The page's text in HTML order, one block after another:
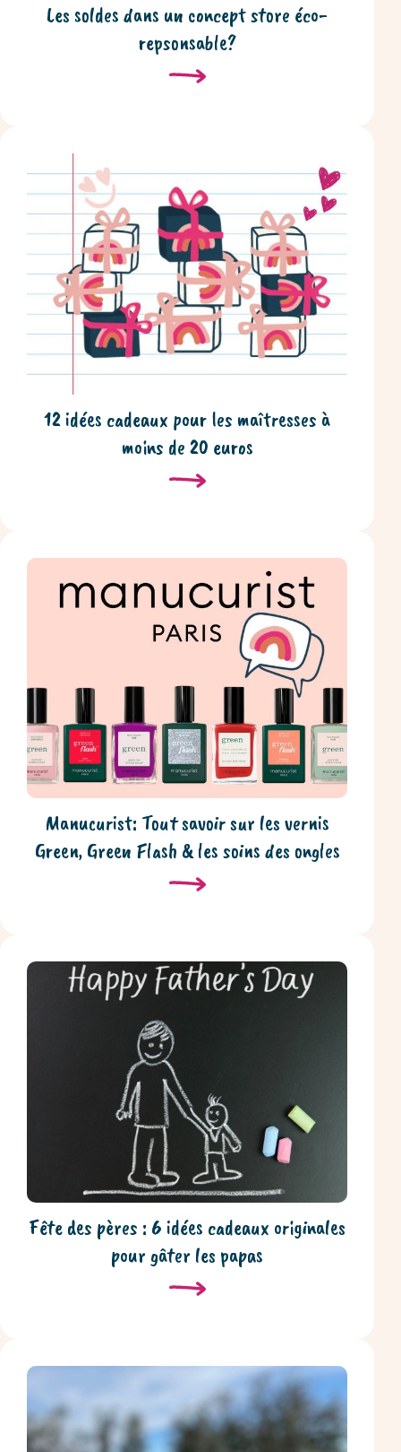
Les soldes dans un concept store éco-
repsonsable?
12 idées cadeaux pour les maîtresses à
moins de 20 euros
Manucurist: Tout savoir sur les vernis
Green, Green Flash & les soins des ongles
Fête des pères : 6 idées cadeaux originales
pour gâter les papas